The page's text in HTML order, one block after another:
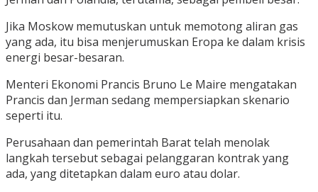
Jika Moskow memutuskan untuk memotong aliran gas
yang ada, itu bisa menjerumuskan Eropa ke dalam krisis
energi besar-besaran.
Menteri Ekonomi Prancis Bruno Le Maire mengatakan
Prancis dan Jerman sedang mempersiapkan skenario
seperti itu.
Perusahaan dan pemerintah Barat telah menolak
langkah tersebut sebagai pelanggaran kontrak yang
ada, yang ditetapkan dalam euro atau dolar.